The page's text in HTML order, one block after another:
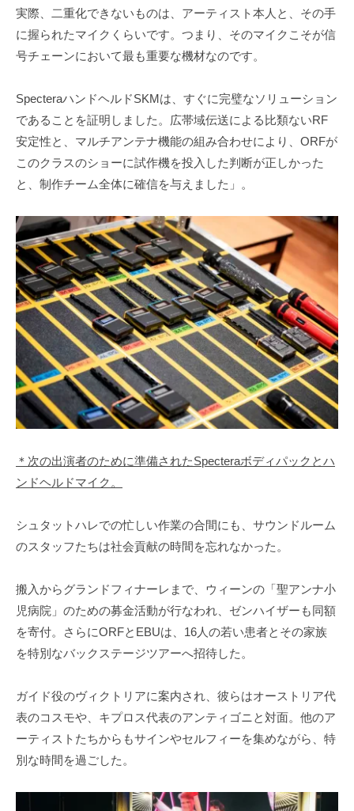
実際、二重化できないものは、アーティスト本人と、その手
に握られたマイクくらいです。つまり、そのマイクこそが信
号チェーンにおいて最も重要な機材なのです。
SpecteraハンドヘルドSKMは、すぐに完璧なソリューション
であることを証明しました。広帯域伝送による比類ないRF
安定性と、マルチアンテナ機能の組み合わせにより、ORFが
このクラスのショーに試作機を投入した判断が正しかった
と、制作チーム全体に確信を与えました」。
＊次の出演者のために準備されたSpecteraボディパックとハ
ンドヘルドマイク。
シュタットハレでの忙しい作業の合間にも、サウンドルーム
のスタッフたちは社会貢献の時間を忘れなかった。
搬入からグランドフィナーレまで、ウィーンの「聖アンナ小
児病院」のための募金活動が行なわれ、ゼンハイザーも同額
を寄付。さらにORFとEBUは、16人の若い患者とその家族
を特別なバックステージツアーへ招待した。
ガイド役のヴィクトリアに案内され、彼らはオーストリア代
表のコスモや、キプロス代表のアンティゴニと対面。他のア
ーティストたちからもサインやセルフィーを集めながら、特
別な時間を過ごした。